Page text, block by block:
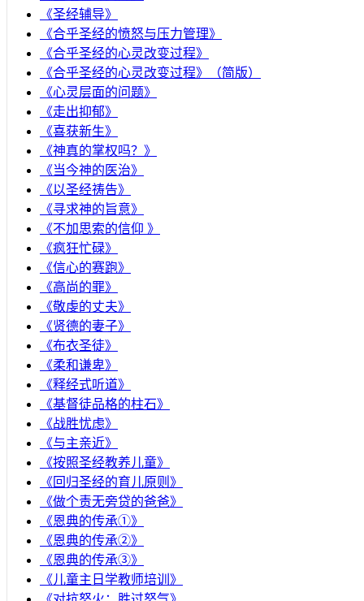
《圣经辅导》
​《合乎圣经的愤怒与压力管理》
《合乎圣经的心灵改变过程》
《合乎圣经的心灵改变过程》（简版）
《心灵层面的问题》
《走出抑郁》
《喜获新生》
《神真的掌权吗？》
《当今神的医治》
《以圣经祷告》
《寻求神的旨意》
《不加思索的信仰 》
《疯狂忙碌》
《信心的赛跑》
《高尚的罪》
《敬虔的丈夫》
《贤德的妻子》
《布衣圣徒》
《柔和谦卑》
《释经式听道》
《基督徒品格的柱石》
《战胜忧虑》
《与主亲近》
《按照圣经教养儿童》
《回归圣经的育儿原则》
《做个责无旁贷的爸爸》
《恩典的传承①》
《恩典的传承②》
《恩典的传承③》
《儿童主日学教师培训》